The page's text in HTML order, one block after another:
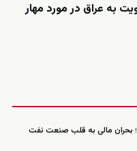
به عراق در مورد مهار
مالی به قلب صنعت نفت